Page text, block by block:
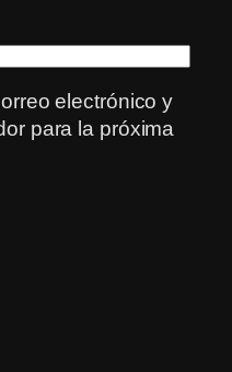
electrónico y
para la próxima